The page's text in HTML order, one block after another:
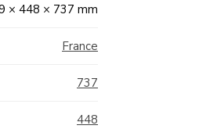
× 448 × 737 mm
France
737
448